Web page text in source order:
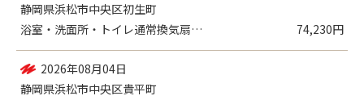
浜名区新都田
レンジフード
17,930円
2026年08月07日
静岡県浜松市中央区初生町